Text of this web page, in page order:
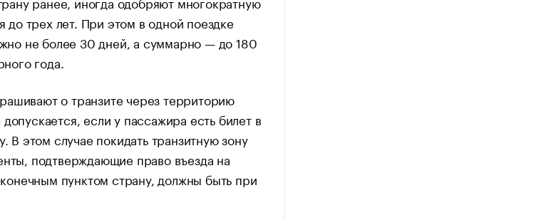
до трех лет. При этом в одной поездке
не более 30 дней, а суммарно — до 180
года.
о транзите через территорию
если у пассажира есть билет в
В этом случае покидать транзитную зону
подтверждающие право въезда на
пунктом страну, должны быть при